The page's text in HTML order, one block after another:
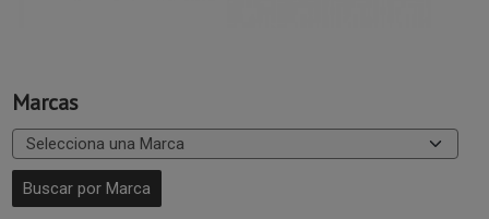
Marcas